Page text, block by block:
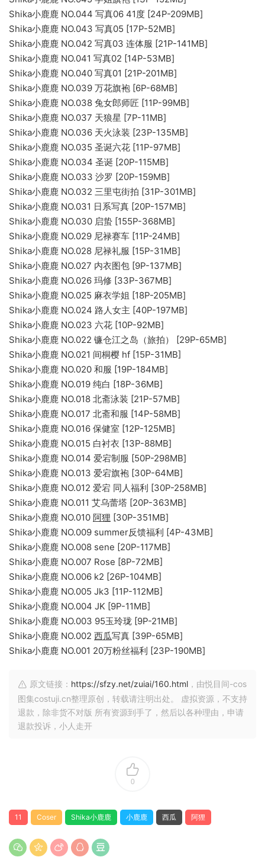
Shika小鹿鹿 NO.044 写真06 41度 [24P-209MB]
Shika小鹿鹿 NO.043 写真05 [17P-52MB]
Shika小鹿鹿 NO.042 写真03 连体服 [21P-141MB]
Shika小鹿鹿 NO.041 写真02 [14P-53MB]
Shika小鹿鹿 NO.040 写真01 [21P-201MB]
Shika小鹿鹿 NO.039 万花旗袍 [6P-68MB]
Shika小鹿鹿 NO.038 兔女郎师匠 [11P-99MB]
Shika小鹿鹿 NO.037 天狼星 [7P-11MB]
Shika小鹿鹿 NO.036 天火泳装 [23P-135MB]
Shika小鹿鹿 NO.035 圣诞六花 [11P-97MB]
Shika小鹿鹿 NO.034 圣诞 [20P-115MB]
Shika小鹿鹿 NO.033 沙罗 [20P-159MB]
Shika小鹿鹿 NO.032 三里屯街拍 [31P-301MB]
Shika小鹿鹿 NO.031 日系写真 [20P-157MB]
Shika小鹿鹿 NO.030 启蛰 [155P-368MB]
Shika小鹿鹿 NO.029 尼禄赛车 [11P-24MB]
Shika小鹿鹿 NO.028 尼禄礼服 [15P-31MB]
Shika小鹿鹿 NO.027 内衣图包 [9P-137MB]
Shika小鹿鹿 NO.026 玛修 [33P-367MB]
Shika小鹿鹿 NO.025 麻衣学姐 [18P-205MB]
Shika小鹿鹿 NO.024 路人女主 [40P-197MB]
Shika小鹿鹿 NO.023 六花 [10P-92MB]
Shika小鹿鹿 NO.022 镰仓江之岛（旅拍） [29P-65MB]
Shika小鹿鹿 NO.021 间桐樱 hf [15P-31MB]
Shika小鹿鹿 NO.020 和服 [19P-184MB]
Shika小鹿鹿 NO.019 纯白 [18P-36MB]
Shika小鹿鹿 NO.018 北斋泳装 [21P-57MB]
Shika小鹿鹿 NO.017 北斋和服 [14P-58MB]
Shika小鹿鹿 NO.016 保健室 [12P-125MB]
Shika小鹿鹿 NO.015 白衬衣 [13P-88MB]
Shika小鹿鹿 NO.014 爱宕制服 [50P-298MB]
Shika小鹿鹿 NO.013 爱宕旗袍 [30P-64MB]
Shika小鹿鹿 NO.012 爱宕 同人福利 [30P-258MB]
Shika小鹿鹿 NO.011 艾乌蕾塔 [20P-363MB]
Shika小鹿鹿 NO.010 阿狸 [30P-351MB]
Shika小鹿鹿 NO.009 summer反馈福利 [4P-43MB]
Shika小鹿鹿 NO.008 sene [20P-117MB]
Shika小鹿鹿 NO.007 Rose [8P-72MB]
Shika小鹿鹿 NO.006 k2 [26P-104MB]
Shika小鹿鹿 NO.005 Jk3 [11P-112MB]
Shika小鹿鹿 NO.004 JK [9P-11MB]
Shika小鹿鹿 NO.003 95玉玲珑 [9P-21MB]
Shika小鹿鹿 NO.002 西瓜写真 [39P-65MB]
Shika小鹿鹿 NO.001 20万粉丝福利 [23P-190MB]
原文链接： https://sfzy.net/zuiai/160.html ，由悦目间-cos
图集costuji.cn整理原创，转载请注明出处。 虚拟资源，不支持
退款，除非货不对版 所有资源到手了，然后以各种理由，申请
退款投诉，小人走开
0
11 Coser Shika小鹿鹿 小鹿鹿 西瓜 阿狸